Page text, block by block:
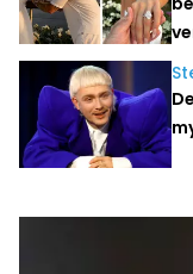
Laatste